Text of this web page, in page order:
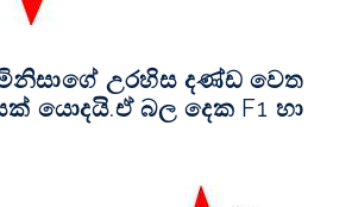
උරහිස දණ්ඩ වෙත
යොදයි.ඒ බල දෙක F1 හා